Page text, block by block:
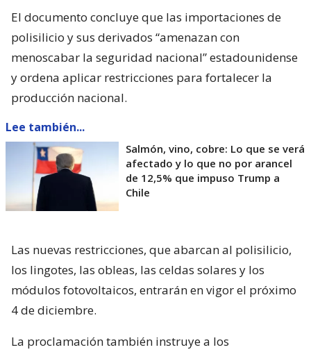
El documento concluye que las importaciones de
polisilicio y sus derivados “amenazan con
menoscabar la seguridad nacional” estadounidense
y ordena aplicar restricciones para fortalecer la
producción nacional.
Lee también...
Salmón, vino, cobre: Lo que se verá
afectado y lo que no por arancel
de 12,5% que impuso Trump a
Chile
Las nuevas restricciones, que abarcan al polisilicio,
los lingotes, las obleas, las celdas solares y los
módulos fotovoltaicos, entrarán en vigor el próximo
4 de diciembre.
La proclamación también instruye a los